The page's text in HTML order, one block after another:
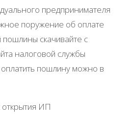
предпринимателя
поружение об оплате
пошлины скачивайте с
налоговой службы
пошлину можно в
ИП